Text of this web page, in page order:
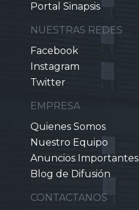
Portal Sinapsis
NUESTRAS REDES
Facebook
Instagram
Twitter
EMPRESA
Quienes Somos
Nuestro Equipo
Anuncios Importantes
Blog de Difusión
CONTACTANOS